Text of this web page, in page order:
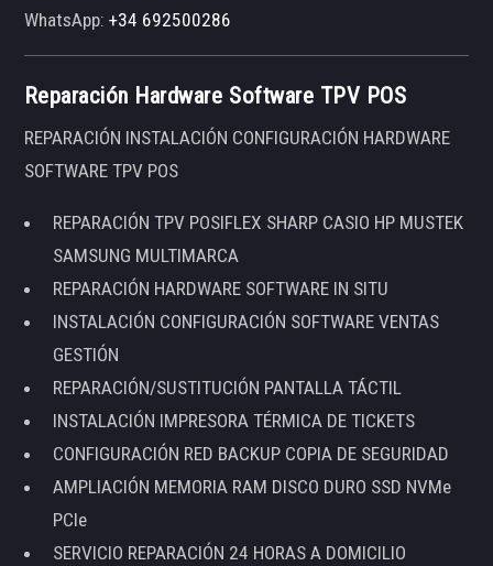
WhatsApp:+34 692500286
Reparación Hardware Software TPV POS
REPARACIÓN INSTALACIÓN CONFIGURACIÓN HARDWARE
SOFTWARE TPV POS
REPARACIÓN TPV POSIFLEX SHARP CASIO HP MUSTEK
SAMSUNG MULTIMARCA
REPARACIÓN HARDWARE SOFTWARE IN SITU
INSTALACIÓN CONFIGURACIÓN SOFTWARE VENTAS
GESTIÓN
REPARACIÓN/SUSTITUCIÓN PANTALLA TÁCTIL
INSTALACIÓN IMPRESORA TÉRMICA DE TICKETS
CONFIGURACIÓN RED BACKUP COPIA DE SEGURIDAD
AMPLIACIÓN MEMORIA RAM DISCO DURO SSD NVMe
PCIe
SERVICIO REPARACIÓN 24 HORAS A DOMICILIO